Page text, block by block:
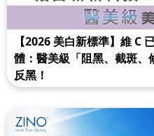
【2026 美白新標準】維 C
體：醫美級「阻黑、截斑、
反黑！